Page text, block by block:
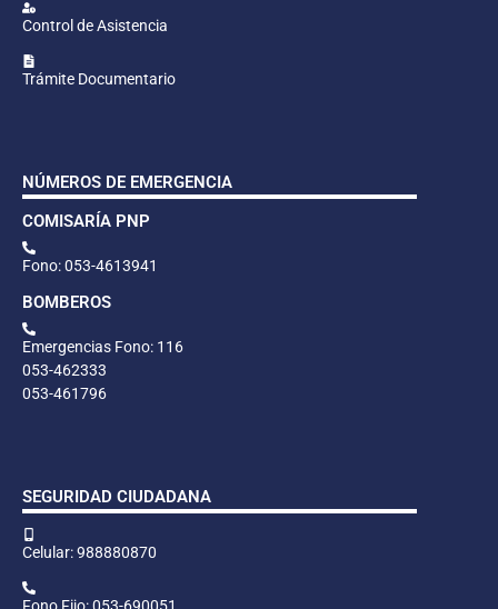
Control de Asistencia
Trámite Documentario
NÚMEROS DE EMERGENCIA
COMISARÍA PNP
Fono: 053-4613941
BOMBEROS
Emergencias Fono: 116
053-462333
053-461796
SEGURIDAD CIUDADANA
Celular: 988880870
Fono Fijo: 053-690051